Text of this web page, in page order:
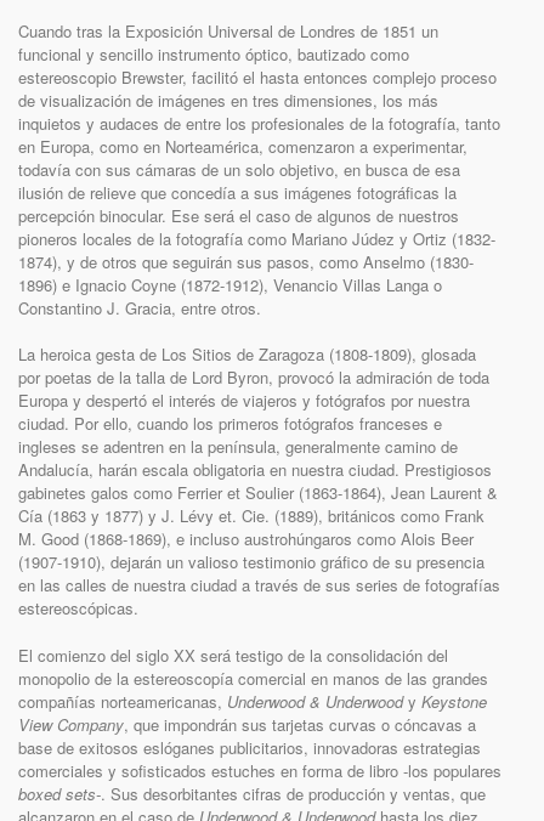
Cuando tras la Exposición Universal de Londres de 1851 un
funcional y sencillo instrumento óptico, bautizado como
estereoscopio Brewster, facilitó el hasta entonces complejo proceso
de visualización de imágenes en tres dimensiones, los más
inquietos y audaces de entre los profesionales de la fotografía, tanto
en Europa, como en Norteamérica, comenzaron a experimentar,
todavía con sus cámaras de un solo objetivo, en busca de esa
ilusión de relieve que concedía a sus imágenes fotográficas la
percepción binocular. Ese será el caso de algunos de nuestros
pioneros locales de la fotografía como Mariano Júdez y Ortiz (1832-
1874), y de otros que seguirán sus pasos, como Anselmo (1830-
1896) e Ignacio Coyne (1872-1912), Venancio Villas Langa o
Constantino J. Gracia, entre otros.
La heroica gesta de Los Sitios de Zaragoza (1808-1809), glosada
por poetas de la talla de Lord Byron, provocó la admiración de toda
Europa y despertó el interés de viajeros y fotógrafos por nuestra
ciudad. Por ello, cuando los primeros fotógrafos franceses e
ingleses se adentren en la península, generalmente camino de
Andalucía, harán escala obligatoria en nuestra ciudad. Prestigiosos
gabinetes galos como Ferrier et Soulier (1863-1864), Jean Laurent &
Cía (1863 y 1877) y J. Lévy et. Cie. (1889), británicos como Frank
M. Good (1868-1869), e incluso austrohúngaros como Alois Beer
(1907-1910), dejarán un valioso testimonio gráfico de su presencia
en las calles de nuestra ciudad a través de sus series de fotografías
estereoscópicas.
El comienzo del siglo XX será testigo de la consolidación del
monopolio de la estereoscopía comercial en manos de las grandes
compañías norteamericanas, Underwood & Underwoody Keystone
View Company, que impondrán sus tarjetas curvas o cóncavas a
base de exitosos eslóganes publicitarios, innovadoras estrategias
comerciales y sofisticados estuches en forma de libro -los populares
boxed sets-. Sus desorbitantes cifras de producción y ventas, que
alcanzaron en el caso de Underwood & Underwoodhasta los diez